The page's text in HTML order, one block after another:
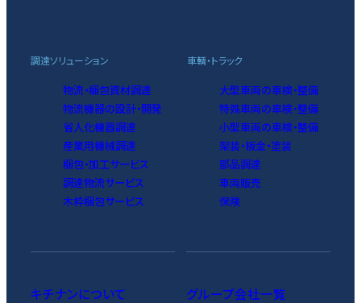
調達ソリューション
物流・梱包資材調達
物流機器の設計・開発
省人化機器調達
産業用機械調達
梱包・加工サービス
調達物流サービス
木枠梱包サービス
車輌・トラック
大型車両の車検・整備
特殊車両の車検・整備
小型車両の車検・整備
架装・板金・塗装
部品調達
車両販売
保険
キチナンについて グループ会社一覧